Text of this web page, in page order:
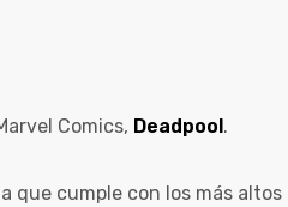
Comics, Deadpool .
que cumple con los más